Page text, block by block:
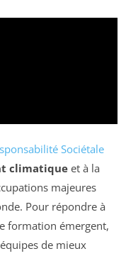
Sociétale
climatique et à la
majeures
Pour répondre à
formation émergent,
de mieux